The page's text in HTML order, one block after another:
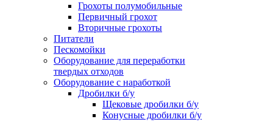
Грохоты полумобильные
Первичный грохот
Вторичные грохоты
Питатели
Пескомойки
Оборудование для переработки
твердых отходов
Оборудование с наработкой
Дробилки б/у
Щековые дробилки б/у
Конусные дробилки б/у